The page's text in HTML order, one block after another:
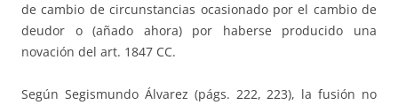
de cambio de circunstancias ocasionado por el cambio de
deudor o (añado ahora) por haberse producido una
novación del art. 1847 CC.
Según Segismundo Álvarez (págs. 222, 223), la fusión no